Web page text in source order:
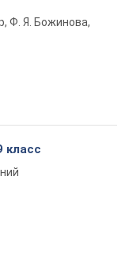
Ф. Я. Божинова,
класс